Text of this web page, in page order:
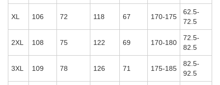
XL 106 72 118 67 170-175
62.5-
72.5
2XL 108 75 122 69 170-180
72.5-
82.5
3XL 109 78 126 71 175-185
82.5-
92.5